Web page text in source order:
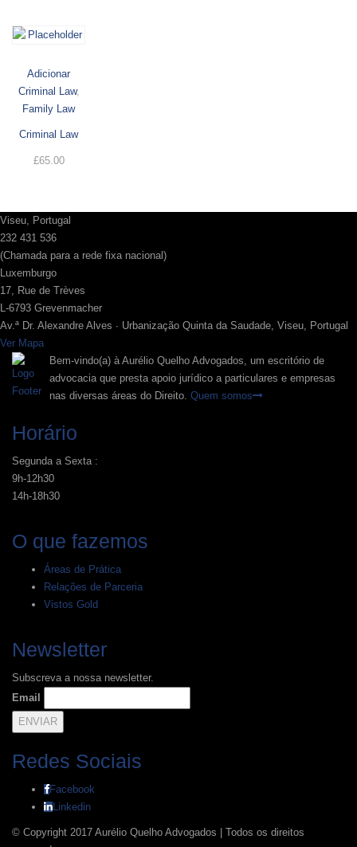
era:
é:
Adicionar
Criminal Law,
Family Law
Criminal Law
£65.00
Viseu, Portugal
232 431 536
(Chamada para a rede fixa nacional)
Luxemburgo
17, Rue de Trèves
L-6793 Grevenmacher
Av.ª Dr. Alexandre Alves ∙ Urbanização Quinta da Saudade, Viseu, Portugal
Ver Mapa
Bem-vindo(a) à Aurélio Quelho Advogados, um escritório de
advocacia que presta apoio jurídico a particulares e empresas
nas diversas áreas do Direito. Quem somos
Horário
Segunda a Sexta :
9h-12h30
14h-18h30
O que fazemos
Áreas de Prática
Relações de Parceria
Vistos Gold
Newsletter
Subscreva a nossa newsletter.
Email
Redes Sociais
Facebook
Linkedin
© Copyright 2017 Aurélio Quelho Advogados | Todos os direitos